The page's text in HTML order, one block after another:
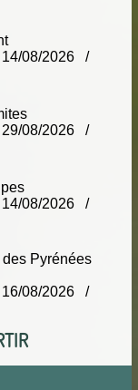
14/08/2026 /
29/08/2026 /
14/08/2026 /
Pyrénées
16/08/2026 /